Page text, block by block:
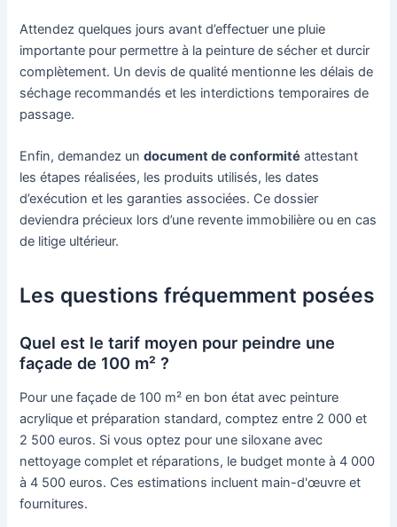
Attendez quelques jours avant d’effectuer une pluie
importante pour permettre à la peinture de sécher et durcir
complètement. Un devis de qualité mentionne les délais de
séchage recommandés et les interdictions temporaires de
passage.
Enfin, demandez undocument de conformité attestant
les étapes réalisées, les produits utilisés, les dates
d’exécution et les garanties associées. Ce dossier
deviendra précieux lors d’une revente immobilière ou en cas
de litige ultérieur.
Les questions fréquemment posées
Quel est le tarif moyen pour peindre une
façade de 100 m² ?
Pour une façade de 100 m² en bon état avec peinture
acrylique et préparation standard, comptez entre 2 000 et
2 500 euros. Si vous optez pour une siloxane avec
nettoyage complet et réparations, le budget monte à 4 000
à 4 500 euros. Ces estimations incluent main-d'œuvre et
fournitures.